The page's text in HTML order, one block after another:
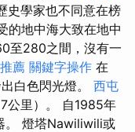
史學家也不同意在榜
的地中海大致在地中
至280之間，沒有一
薦 關鍵字操作 在
白色閃光燈。 西屯
公里）。 自1985年
。 燈塔Nawiliwili或